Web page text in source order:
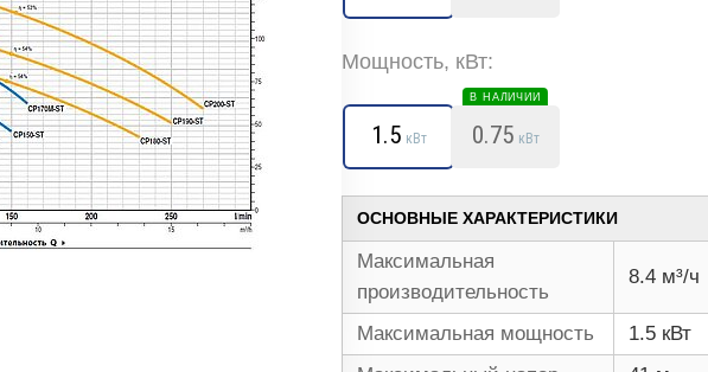
Мощность, кВт:
1.5 кВт 0.75
В НАЛИЧИИ
кВт
ОСНОВНЫЕ ХАРАКТЕРИСТИКИ
Максимальная
производительность
8.4 м³/ч
Максимальная мощность
1.5 кВт